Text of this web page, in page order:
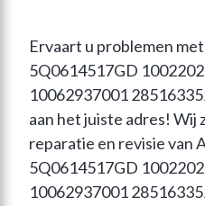
Ervaart u problemen
5Q0614517GD
10062937001
aan het juiste adres! Wij
reparatie en revisie van
5Q0614517GD
10062937001